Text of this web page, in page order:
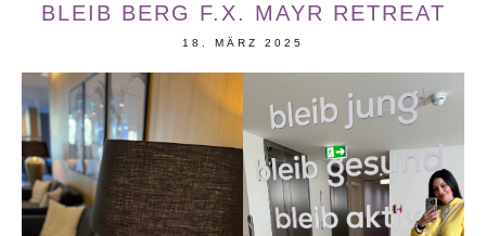
BLEIB BERG F.X. MAYR RETREAT
18. MÄRZ 2025